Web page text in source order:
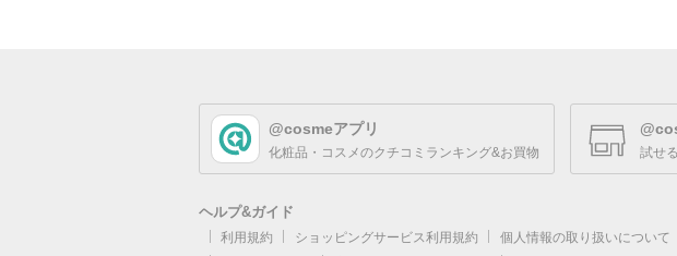
@cosmeアプリ
化粧品・コスメのクチコミランキング&お買物 試せ
ヘルプ&ガイド
利用規約 ショッピングサービス利用規約 個人情報の取り扱いについて